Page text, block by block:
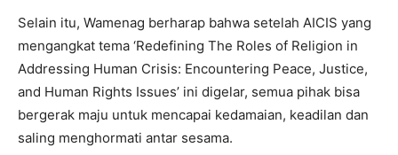
Selain itu, Wamenag berharap bahwa setelah AICIS yang
mengangkat tema ‘Redefining The Roles of Religion in
Addressing Human Crisis: Encountering Peace, Justice,
and Human Rights Issues’ ini digelar, semua pihak bisa
bergerak maju untuk mencapai kedamaian, keadilan dan
saling menghormati antar sesama.